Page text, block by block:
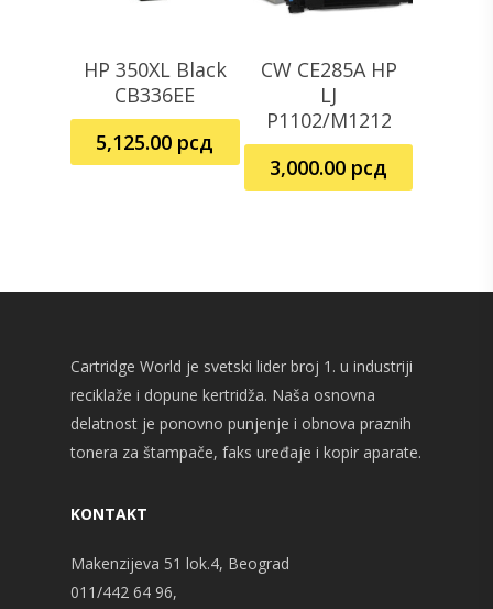
Dodaj U Korpu
HP 350XL Black
CB336EE
5,125.00 рсд
Dodaj U Korpu
CW CE285A HP
LJ
P1102/M1212
3,000.00 рсд
Cartridge World je svetski lider broj 1. u industriji
reciklaže i dopune kertridža. Naša osnovna
delatnost je ponovno punjenje i obnova praznih
tonera za štampače, faks uređaje i kopir aparate.
KONTAKT
Makenzijeva 51 lok.4, Beograd
011/442 64 96,